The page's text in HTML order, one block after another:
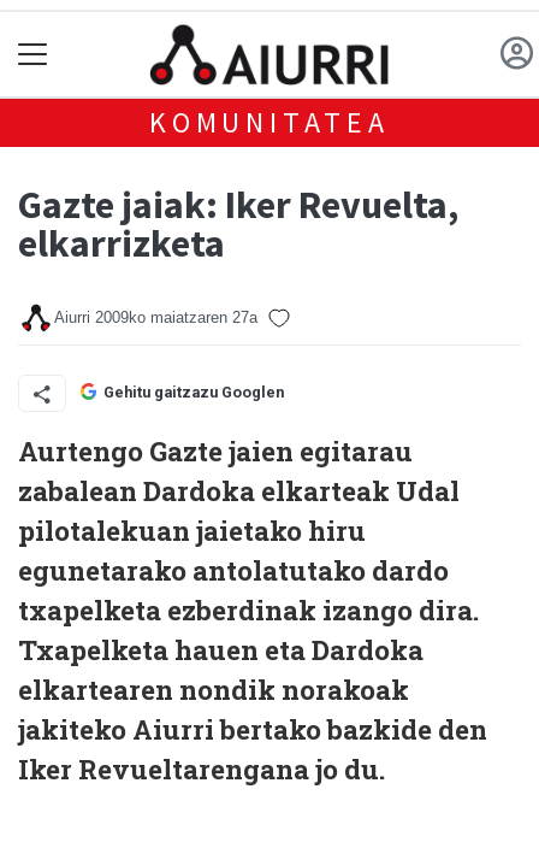
KOMUNITATEA
Gazte jaiak: Iker Revuelta,
elkarrizketa
Aiurri 2009ko maiatzaren 27a
Gehitu gaitzazu Googlen
Aurtengo Gazte jaien egitarau
zabalean Dardoka elkarteak Udal
pilotalekuan jaietako hiru
egunetarako antolatutako dardo
txapelketa ezberdinak izango dira.
Txapelketa hauen eta Dardoka
elkartearen nondik norakoak
jakiteko Aiurri bertako bazkide den
Iker Revueltarengana jo du.